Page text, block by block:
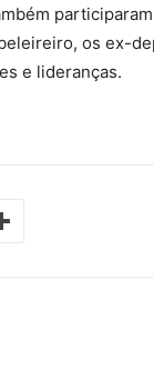
os ex-
e lideranças.